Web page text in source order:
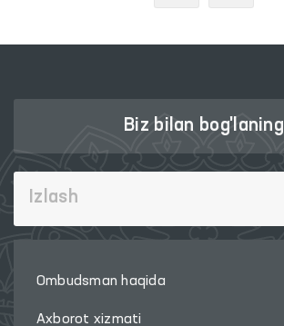
Biz bilan bog'laning
Ombudsman haqida
Axborot xizmati